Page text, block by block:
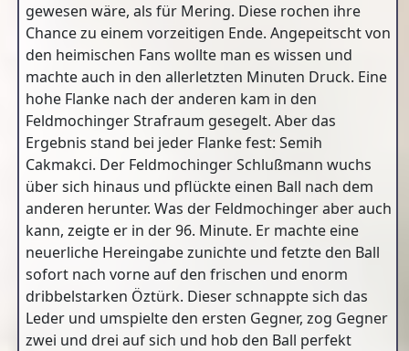
gewesen wäre, als für Mering. Diese rochen ihre
Chance zu einem vorzeitigen Ende. Angepeitscht von
den heimischen Fans wollte man es wissen und
machte auch in den allerletzten Minuten Druck. Eine
hohe Flanke nach der anderen kam in den
Feldmochinger Strafraum gesegelt. Aber das
Ergebnis stand bei jeder Flanke fest: Semih
Cakmakci. Der Feldmochinger Schlußmann wuchs
über sich hinaus und pflückte einen Ball nach dem
anderen herunter. Was der Feldmochinger aber auch
kann, zeigte er in der 96. Minute. Er machte eine
neuerliche Hereingabe zunichte und fetzte den Ball
sofort nach vorne auf den frischen und enorm
dribbelstarken Öztürk. Dieser schnappte sich das
Leder und umspielte den ersten Gegner, zog Gegner
zwei und drei auf sich und hob den Ball perfekt